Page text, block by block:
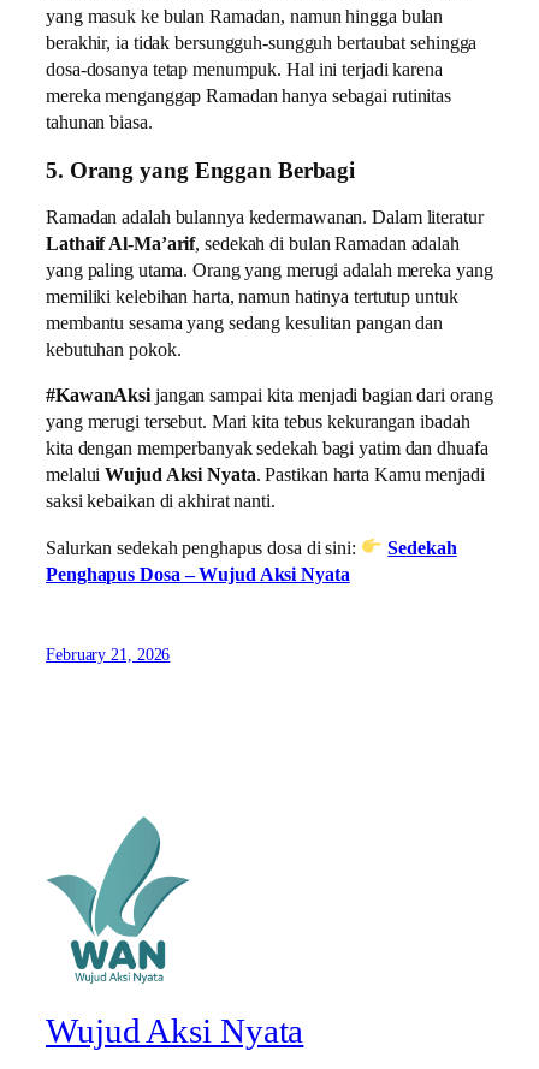
yang masuk ke bulan Ramadan, namun hingga bulan
berakhir, ia tidak bersungguh-sungguh bertaubat sehingga
dosa-dosanya tetap menumpuk. Hal ini terjadi karena
mereka menganggap Ramadan hanya sebagai rutinitas
tahunan biasa.
5. Orang yang Enggan Berbagi
Ramadan adalah bulannya kedermawanan. Dalam literatur
Lathaif Al-Ma’arif, sedekah di bulan Ramadan adalah
yang paling utama. Orang yang merugi adalah mereka yang
memiliki kelebihan harta, namun hatinya tertutup untuk
membantu sesama yang sedang kesulitan pangan dan
kebutuhan pokok.
#KawanAksijangan sampai kita menjadi bagian dari orang
yang merugi tersebut. Mari kita tebus kekurangan ibadah
kita dengan memperbanyak sedekah bagi yatim dan dhuafa
melaluiWujud Aksi Nyata. Pastikan harta Kamu menjadi
saksi kebaikan di akhirat nanti.
Salurkan sedekah penghapus dosa di sini:
Sedekah
Penghapus Dosa – Wujud Aksi Nyata
February 21, 2026
Wujud Aksi Nyata